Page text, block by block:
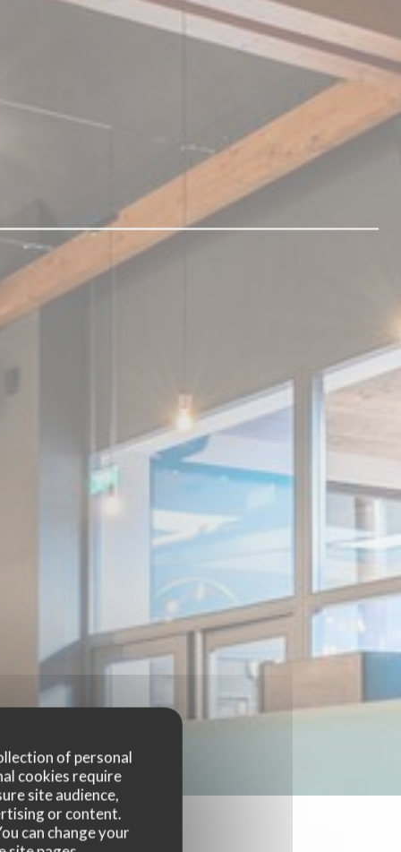
of personal
cookies require
site audience,
or content.
can change your